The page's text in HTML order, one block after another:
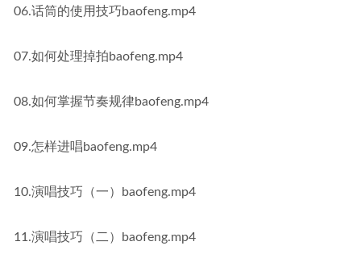
06.话筒的使用技巧baofeng.mp4
07.如何处理掉拍baofeng.mp4
08.如何掌握节奏规律baofeng.mp4
09.怎样进唱baofeng.mp4
10.演唱技巧（一）baofeng.mp4
11.演唱技巧（二）baofeng.mp4